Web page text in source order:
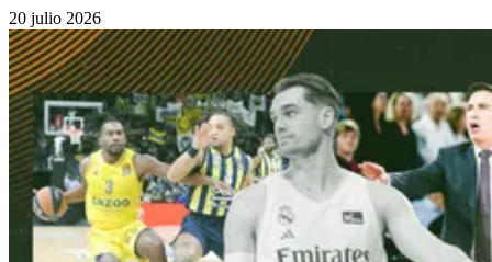
20 julio 2026